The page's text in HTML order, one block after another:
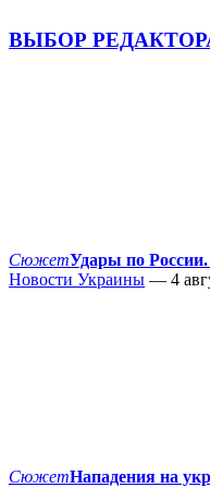
ВЫБОР
СюжетУдары по России.
Новости Украины — 4
СюжетНападения на